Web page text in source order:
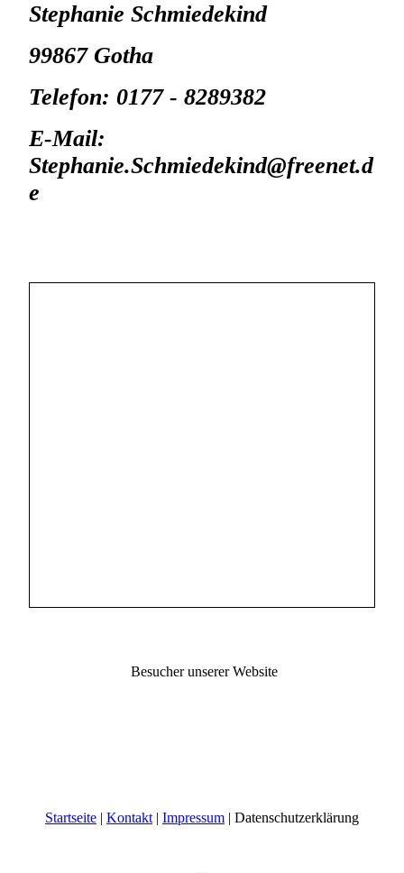
Stephanie Schmiedekind
99867 Gotha
Telefon: 0177 - 8289382
E-Mail:
Stephanie.Schmiedekind@freenet.d
e
Besucher unserer Website
Startseite | Kontakt | Impressum | Datenschutzerklärung